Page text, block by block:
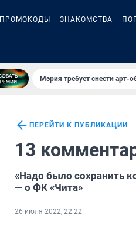
ПРОМОКОДЫ ЗНАКОМСТВА
Мэрия требует снести арт-
ПЕРЕЙТИ К ПУБЛИКАЦИИ
13
«Надо было сохранить
— о ФК «Чита»
26 июля 2022, 22:22